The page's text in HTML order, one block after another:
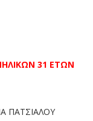
31 ΕΤΩΝ
ΠΑΤΣΙΑΛΟΥ